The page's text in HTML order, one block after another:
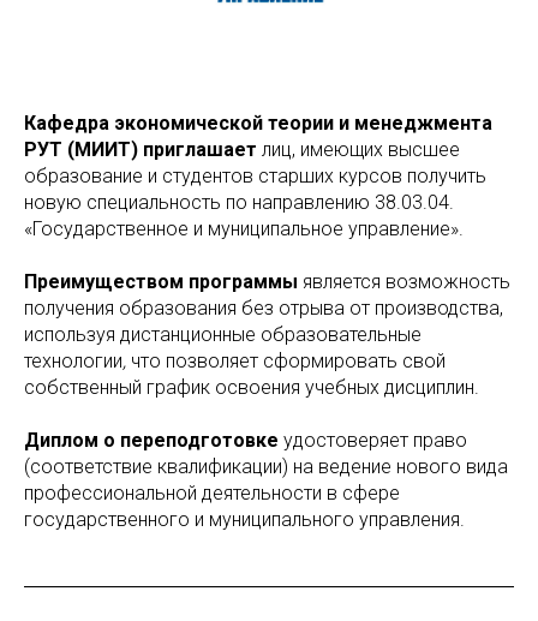
Кафедра экономической теории и менеджмента
РУТ (МИИТ) приглашает лиц, имеющих высшее
образование и студентов старших курсов получить
новую специальность по направлению 38.03.04.
«Государственное и муниципальное управление».
Преимуществом программы является возможность
получения образования без отрыва от производства,
используя дистанционные образовательные
технологии, что позволяет сформировать свой
собственный график освоения учебных дисциплин.
Диплом о переподготовке удостоверяет право
(соответствие квалификации) на ведение нового вида
профессиональной деятельности в сфере
государственного и муниципального управления.